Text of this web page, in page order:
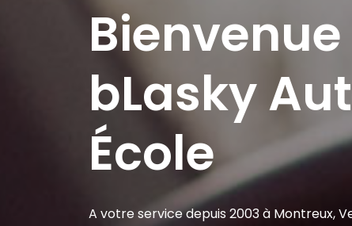
bLasky
École
A votre service depuis 2003 à Montreux,